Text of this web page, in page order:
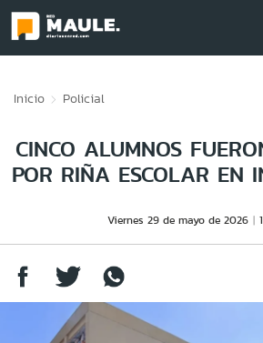
Inicio Policial
CINCO ALUMNOS
POR RIÑA ESCOLAR EN
Viernes 29 de mayo de 2026